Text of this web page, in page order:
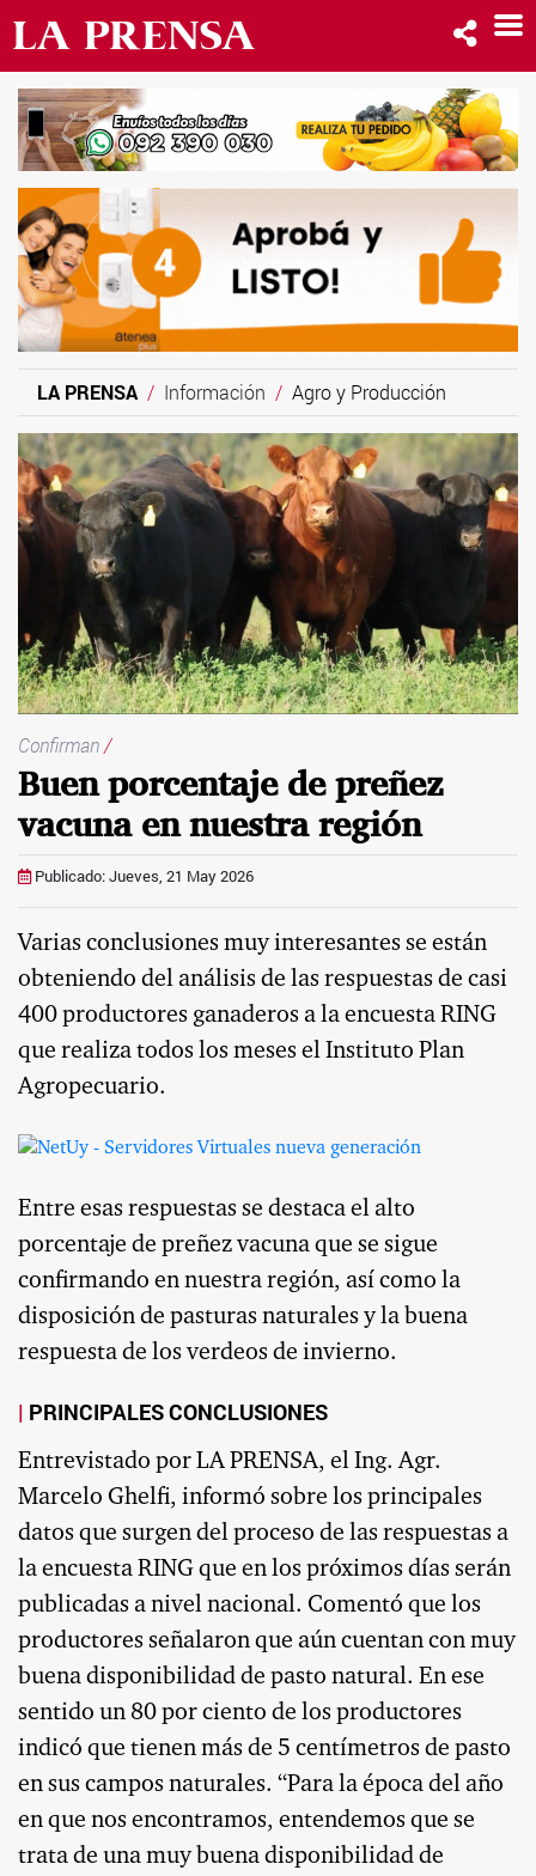
LA PRENSA Información Agro y Producción
Confirman/
Buen porcentaje de preñez
vacuna en nuestra región
Publicado: Jueves, 21 May 2026
Varias conclusiones muy interesantes se están
obteniendo del análisis de las respuestas de casi
400 productores ganaderos a la encuesta RING
que realiza todos los meses el Instituto Plan
Agropecuario.
Entre esas respuestas se destaca el alto
porcentaje de preñez vacuna que se sigue
confirmando en nuestra región, así como la
disposición de pasturas naturales y la buena
respuesta de los verdeos de invierno.
PRINCIPALES CONCLUSIONES
Entrevistado por LA PRENSA, el Ing. Agr.
Marcelo Ghelfi, informó sobre los principales
datos que surgen del proceso de las respuestas a
la encuesta RING que en los próximos días serán
publicadas a nivel nacional. Comentó que los
productores señalaron que aún cuentan con muy
buena disponibilidad de pasto natural. En ese
sentido un 80 por ciento de los productores
indicó que tienen más de 5 centímetros de pasto
en sus campos naturales. “Para la época del año
en que nos encontramos, entendemos que se
trata de una muy buena disponibilidad de